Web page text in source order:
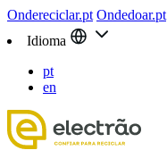
Ondereciclar.pt Ondedoar.pt
Idioma
pt
en